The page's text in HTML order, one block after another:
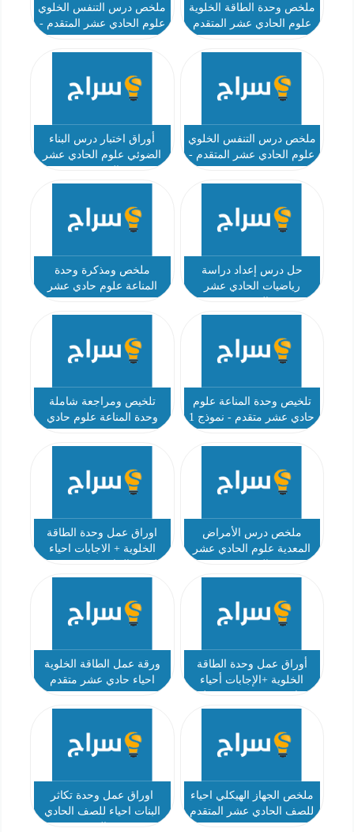
ملخص وحدة الطاقة الخلوية
علوم الحادي عشر المتقدم
ملخص درس التنفس الخلوي
علوم الحادي عشر المتقدم -
ملخص درس التنفس الخلوي
علوم الحادي عشر المتقدم -
أوراق اختبار درس البناء
الضوئي علوم الحادي عشر
حل درس إعداد دراسة
رياضيات الحادي عشر
ملخص ومذكرة وحدة
المناعة علوم حادي عشر
تلخيص وحدة المناعة علوم
حادي عشر متقدم - نموذج 1
تلخيص ومراجعة شاملة
وحدة المناعة علوم حادي
ملخص درس الأمراض
المعدية علوم الحادي عشر
اوراق عمل وحدة الطاقة
الخلوية + الاجابات احياء
أوراق عمل وحدة الطاقة
الخلوية +الإجابات أحياء
ثالث
ورقة عمل الطاقة الخلوية
احياء حادي عشر متقدم
ملخص الجهاز الهيكلي احياء
للصف الحادي عشر المتقدم
اوراق عمل وحدة تكاثر
البنات احياء للصف الحادي